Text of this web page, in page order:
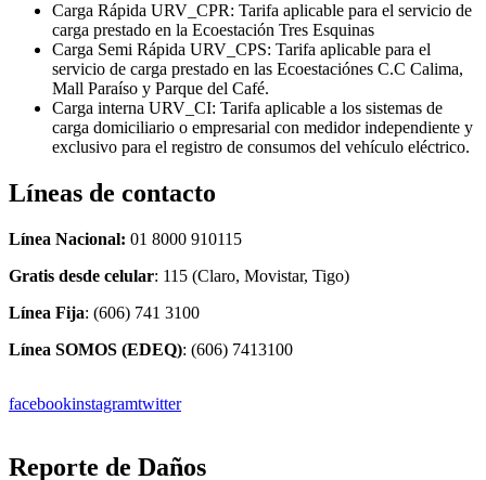
Carga Rápida URV_CPR: Tarifa aplicable para el servicio de
carga prestado en la Ecoestación Tres Esquinas
Carga Semi Rápida URV_CPS: Tarifa aplicable para el
servicio de carga prestado en las Ecoestaciónes C.C Calima,
Mall Paraíso y Parque del Café.
Carga interna URV_CI: Tarifa aplicable a los sistemas de
carga domiciliario o empresarial con medidor independiente y
exclusivo para el registro de consumos del vehículo eléctrico.
Líneas de contacto
Línea Nacional: 01 8000 910115
Gratis desde celular: 115 (Claro, Movistar, Tigo)
Línea Fija: (606) 741 3100
Línea SOMOS (EDEQ): (606) 7413100
facebookinstagramtwitter
Reporte de Daños